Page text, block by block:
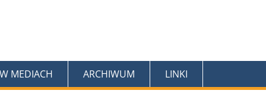
MEDIACH ARCHIWUM LINKI